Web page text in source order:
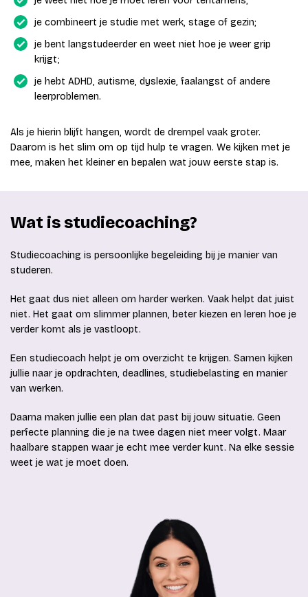
je combineert je studie met werk, stage of gezin;
je bent langstudeerder en weet niet hoe je weer grip
krijgt;
je hebt ADHD, autisme, dyslexie, faalangst of andere
leerproblemen.
Als je hierin blijft hangen, wordt de drempel vaak groter.
Daarom is het slim om op tijd hulp te vragen. We kijken met je
mee, maken het kleiner en bepalen wat jouw eerste stap is.
Wat is studiecoaching?
Studiecoaching is persoonlijke begeleiding bij je manier van
studeren.
Het gaat dus niet alleen om harder werken. Vaak helpt dat juist
niet. Het gaat om slimmer plannen, beter kiezen en leren hoe je
verder komt als je vastloopt.
Een studiecoach helpt je om overzicht te krijgen. Samen kijken
jullie naar je opdrachten, deadlines, studiebelasting en manier
van werken.
Daarna maken jullie een plan dat past bij jouw situatie. Geen
perfecte planning die je na twee dagen niet meer volgt. Maar
haalbare stappen waar je echt mee verder kunt. Na elke sessie
weet je wat je moet doen.